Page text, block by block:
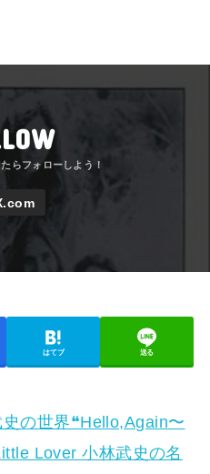
はてブ 送る
史の世界❝Hello,Again〜
Lover 小林武史の名